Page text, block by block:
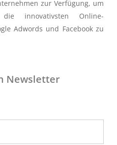
zur Verfügung, um
innovativsten Online-
Adwords und Facebook zu
Newsletter